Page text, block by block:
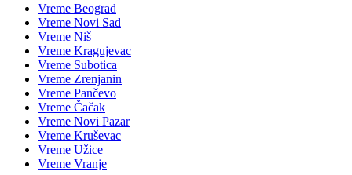
Vreme Beograd
Vreme Novi Sad
Vreme Niš
Vreme Kragujevac
Vreme Subotica
Vreme Zrenjanin
Vreme Pančevo
Vreme Čačak
Vreme Novi Pazar
Vreme Kruševac
Vreme Užice
Vreme Vranje